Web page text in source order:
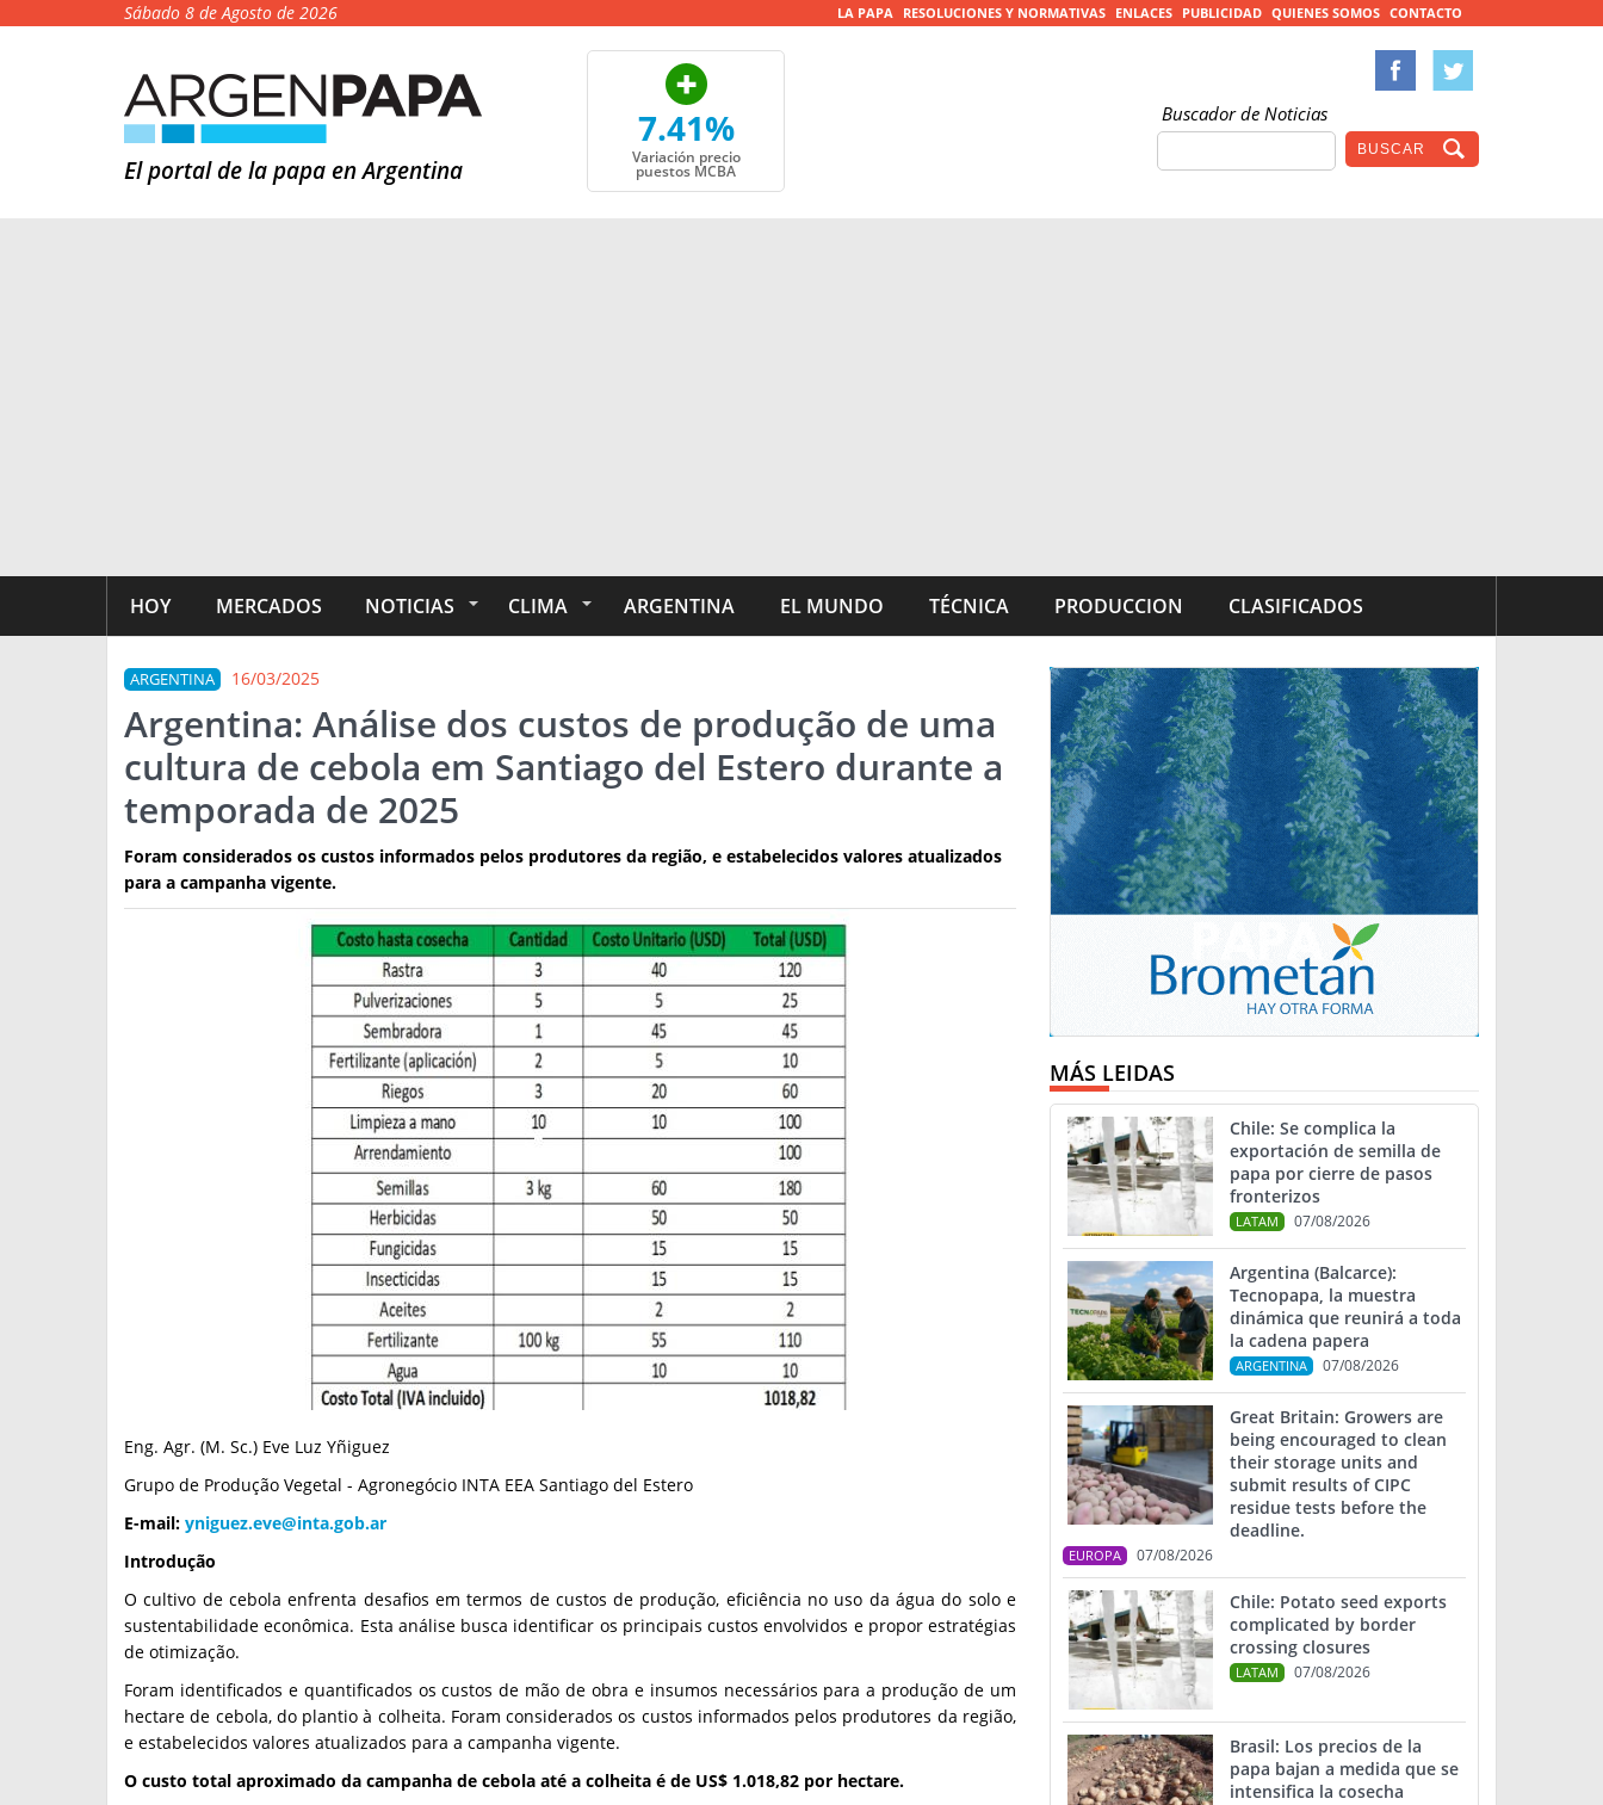
Sábado 8 de Agosto de 2026 LA PAPA RESOLUCIONES Y NORMATIVAS ENLACES PUBLICIDAD QUIENES SOMOS CONTACTO
El portal de la papa en Argentina
7.41%
Variación precio
puestos MCBA
Buscador de Noticias
HOY MERCADOS NOTICIAS CLIMA ARGENTINA EL MUNDO TÉCNICA PRODUCCION CLASIFICADOS
ARGENTINA 16/03/2025
Argentina: Análise dos custos de produção de uma
cultura de cebola em Santiago del Estero durante a
temporada de 2025
Foram considerados os custos informados pelos produtores da região, e estabelecidos valores atualizados
para a campanha vigente.
Eng. Agr. (M. Sc.) Eve Luz Yñiguez
Grupo de Produção Vegetal - Agronegócio INTA EEA Santiago del Estero
E-mail: yniguez.eve@inta.gob.ar
Introdução
O cultivo de cebola enfrenta desafios em termos de custos de produção, eficiência no uso da água do solo e
sustentabilidade econômica. Esta análise busca identificar os principais custos envolvidos e propor estratégias
de otimização.
Foram identificados e quantificados os custos de mão de obra e insumos necessários para a produção de um
hectare de cebola, do plantio à colheita. Foram considerados os custos informados pelos produtores da região,
e estabelecidos valores atualizados para a campanha vigente.
O custo total aproximado da campanha de cebola até a colheita é de US$ 1.018,82 por hectare.
MÁS LEIDAS
Chile: Se complica la
exportación de semilla de
papa por cierre de pasos
fronterizos
LATAM 07/08/2026
Argentina (Balcarce):
Tecnopapa, la muestra
dinámica que reunirá a toda
la cadena papera
ARGENTINA 07/08/2026
Great Britain: Growers are
being encouraged to clean
their storage units and
submit results of CIPC
residue tests before the
deadline.
EUROPA 07/08/2026
Chile: Potato seed exports
complicated by border
crossing closures
LATAM 07/08/2026
Brasil: Los precios de la
papa bajan a medida que se
intensifica la cosecha